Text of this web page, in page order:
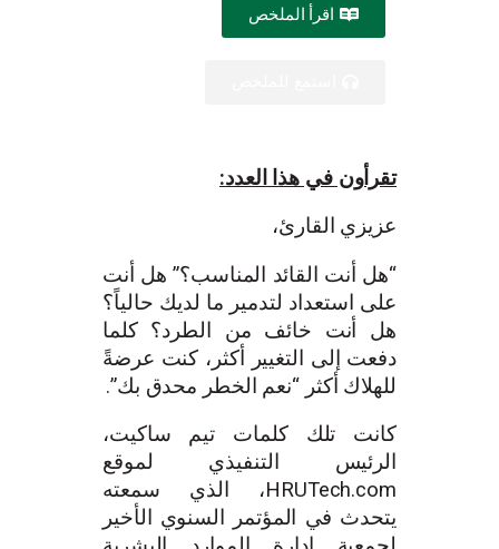
اقرأ الملخص
تقرأون في هذا العدد:
عزيزي القارئ،
“هل أنت القائد المناسب؟” هل أنت
على استعداد لتدمير ما لديك حالياً؟
هل أنت خائف من الطرد؟ كلما
دفعت إلى التغيير أكثر، كنت عرضةً
للهلاك أكثر “نعم الخطر محدق بك”.
كانت تلك كلمات تيم ساكيت،
الرئيس التنفيذي لموقع
HRUTech.com، الذي سمعته
يتحدث في المؤتمر السنوي الأخير